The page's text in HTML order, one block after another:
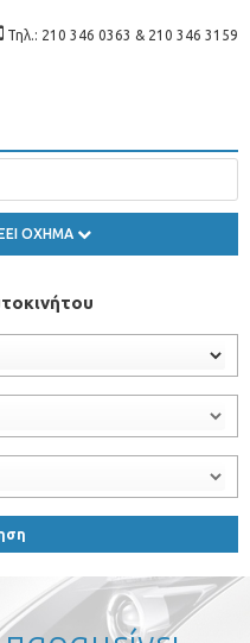
Τηλ.: 210 346 0363 & 210 346 3159
ΟΧΗΜΑ